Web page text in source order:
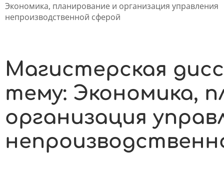
Экономика, планирование и организация управления
непроизводственной сферой
Магистерская
тему: Экономика,
организация